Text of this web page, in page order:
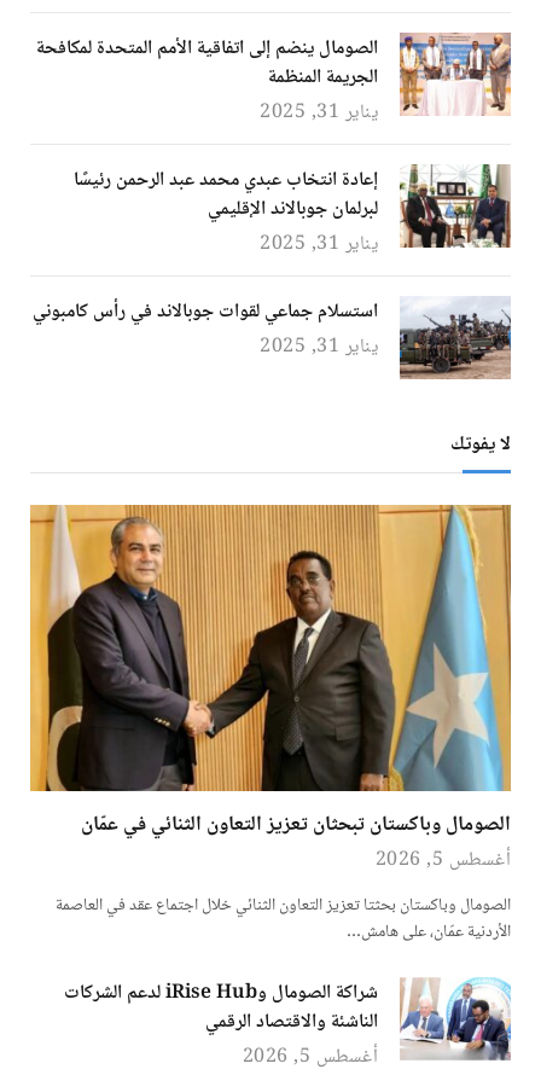
الصومال ينضم إلى اتفاقية الأمم المتحدة لمكافحة
الجريمة المنظمة
يناير 31, 2025
إعادة انتخاب عبدي محمد عبد الرحمن رئيسًا
لبرلمان جوبالاند الإقليمي
يناير 31, 2025
استسلام جماعي لقوات جوبالاند في رأس كامبوني
يناير 31, 2025
لا يفوتك
الصومال وباكستان تبحثان تعزيز التعاون الثنائي في عمّان
أغسطس 5, 2026
الصومال وباكستان بحثتا تعزيز التعاون الثنائي خلال اجتماع عقد في العاصمة
الأردنية عمّان، على هامش…
شراكة الصومال وiRise Hub لدعم الشركات
الناشئة والاقتصاد الرقمي
أغسطس 5, 2026